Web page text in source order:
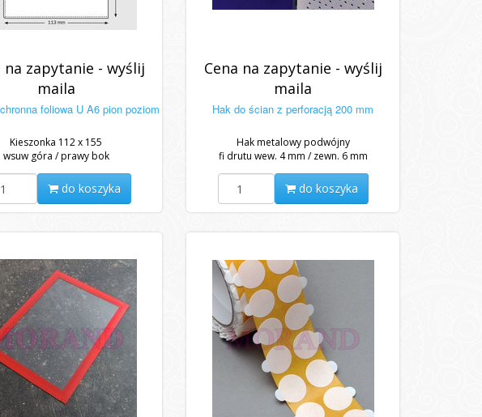
na zapytanie - wyślij
maila
foliowa U A6 pion poziom
Kieszonka 112 x 155
wsuw góra / prawy bok
do koszyka
Cena na zapytanie - wyślij
maila
Hak do ścian z perforacją 200 mm
Hak metalowy podwójny
fi drutu wew. 4 mm / zewn. 6 mm
do koszyka